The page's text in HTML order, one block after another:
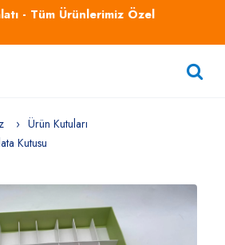
- Tüm Ürünlerimiz Özel
Ürün Kutuları
Kutusu